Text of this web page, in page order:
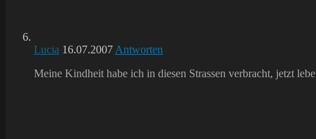
Lucia 16.07.2007 Antworten
Meine Kindheit habe ich in diesen Strassen verbracht, jetzt